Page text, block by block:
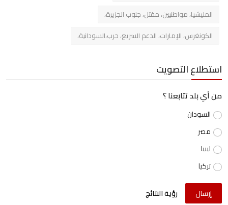
المليشيا، مواطنيين، مقتل، جنوب الجزيرة،
الكونغرس، الإمارات، الدعم السريع، حرب،السودانية،
استطلاع التصويت
من أي بلد تتابعنا ؟
السودان
مصر
ليبيا
تركيا
إرسال رؤية النتائج